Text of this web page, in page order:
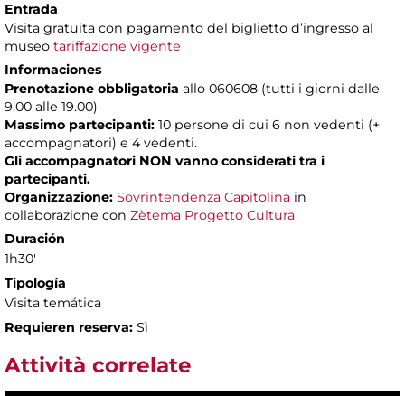
Entrada
Visita gratuita con pagamento del biglietto d’ingresso al
museo tariffazione vigente
Informaciones
Prenotazione obbligatoria allo 060608 (tutti i giorni dalle
9.00 alle 19.00)
Massimo partecipanti: 10 persone di cui 6 non vedenti (+
accompagnatori) e 4 vedenti.
Gli accompagnatori NON vanno considerati tra i
partecipanti.
Organizzazione: Sovrintendenza Capitolina in
collaborazione con Zètema Progetto Cultura
Duración
1h30'
Tipología
Visita temática
Requieren reserva: Sì
Attività correlate